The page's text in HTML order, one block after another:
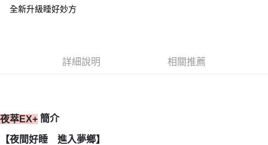
元大商業銀行
ATM付款
每筆NT$80，滿NT$399(含以上)免運費
7-11取貨付款
全新升級睡好妙方
詳細說明 相關推薦
夜萃EX+ 簡介
【夜間好睡 進入夢鄉】